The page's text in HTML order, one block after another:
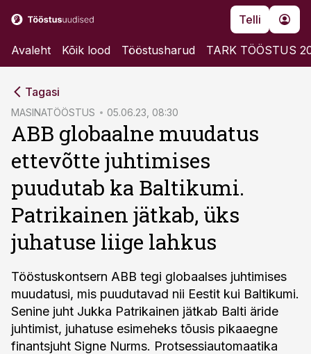
Telli
Avaleht Kõik lood Tööstusharud TARK TÖÖSTUS
Tagasi
MASINATÖÖSTUS 05.06.23, 08:30
ABB globaalne muudatus
ettevõtte juhtimises
puudutab ka Baltikumi.
Patrikainen jätkab, üks
juhatuse liige lahkus
Tööstuskontsern ABB tegi globaalses juhtimises
muudatusi, mis puudutavad nii Eestit kui Baltikumi.
Senine juht Jukka Patrikainen jätkab Balti äride
juhtimist, juhatuse esimeheks tõusis pikaaegne
finantsjuht Signe Nurms. Protsessiautomaatika